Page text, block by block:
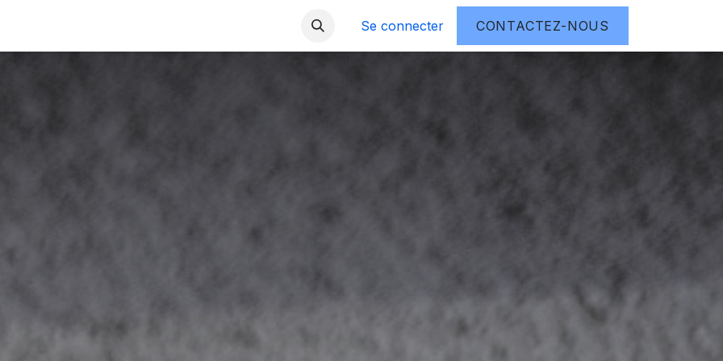
Aller plus loin À propos Contactez-nous
Se connecter CONTACTEZ-NOUS